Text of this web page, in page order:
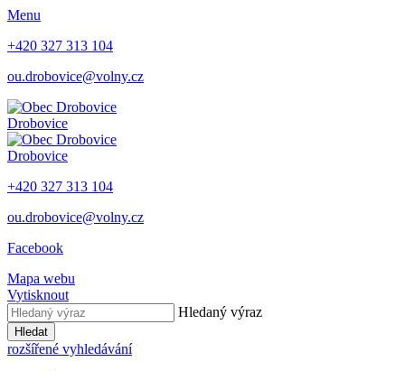
Menu
+420 327 313 104
ou.drobovice@volny.cz
Drobovice
Drobovice
+420 327 313 104
ou.drobovice@volny.cz
Facebook
Mapa webu
Vytisknout
Hledaný výraz
Hledat
rozšířené vyhledávání